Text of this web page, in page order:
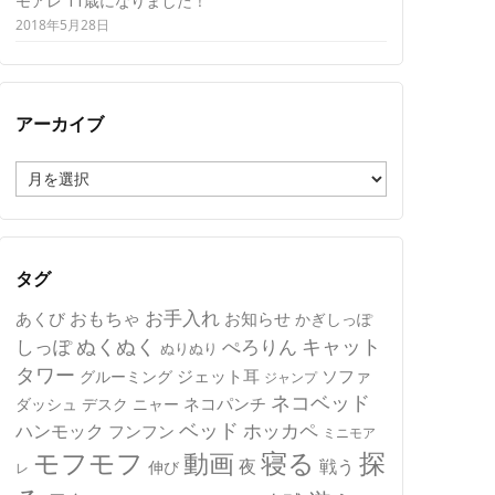
2018年5月28日
アーカイブ
ー
カ
イ
タグ
あくび おもちゃ お手入れ お知らせ かぎしっぽ
しっぽ ぬくぬく ぬりぬり ぺろりん キャット
タワー グルーミング ジェット耳 ジャンプ ソファ
ダッシュ デスク ニャー ネコパンチ ネコベッド
ハンモック フンフン ベッド ホッカペ ミニモア
レ モフモフ 伸び 動画 夜 寝る 戦う 探